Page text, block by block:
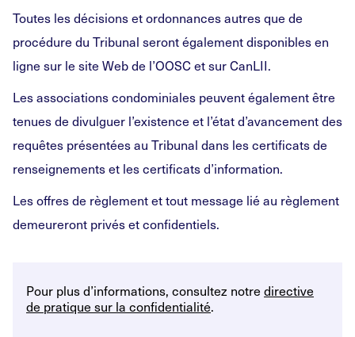
Toutes les décisions et ordonnances autres que de
procédure du Tribunal seront également disponibles en
ligne sur le site Web de l’OOSC et sur CanLII.
Les associations condominiales peuvent également être
tenues de divulguer l’existence et l’état d’avancement des
requêtes présentées au Tribunal dans les certificats de
renseignements et les certificats d’information.
Les offres de règlement et tout message lié au règlement
demeureront privés et confidentiels.
Pour plus d’informations, consultez notre directive
de pratique sur la confidentialité.